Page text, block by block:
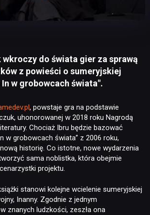
wkroczy do świata gier za sprawą
z powieści o sumeryjskiej
w grobowcach świata".
, powstaje gra na podstawie
uhonorowanej w 2018 roku Nagrodą
Chociaż Ibru będzie bazować
w grobowcach świata” z 2006 roku,
historię. Co istotne, nowe wydarzenia
sama noblistka, która obejmie
projektu.
stanowi kolejne wcielenie sumeryjskiej
Inanny. Zgodnie z jednym
znanych ludzkości, zeszła ona